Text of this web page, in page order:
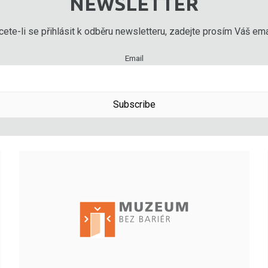
li se přihlásit k odběru newsletteru, zadejte prosím Váš
Email
Subscribe